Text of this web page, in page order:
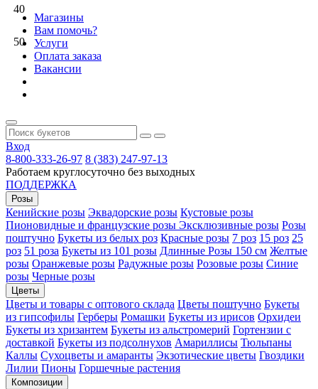
Магазины
Вам помочь?
Услуги
Оплата заказа
Вакансии
Вход
8-800-333-26-97 8 (383) 247-97-13
Работаем круглосуточно без выходных
ПОДДЕРЖКА
Розы
Кенийские розы Эквадорские розы Кустовые розы
Пионовидные и французские розы Эксклюзивные розы Розы
поштучно Букеты из белых роз Красные розы 7 роз 15 роз 25
роз 51 роза Букеты из 101 розы Длинные Розы 150 см Желтые
розы Оранжевые розы Радужные розы Розовые розы Синие
розы Черные розы
Цветы
Цветы и товары с оптового склада Цветы поштучно Букеты
из гипсофилы Герберы Ромашки Букеты из ирисов Орхидеи
Букеты из хризантем Букеты из альстромерий Гортензии с
доставкой Букеты из подсолнухов Амариллисы Тюльпаны
Каллы Сухоцветы и амаранты Экзотические цветы Гвоздики
Лилии Пионы Горшечные растения
Композиции
40
50